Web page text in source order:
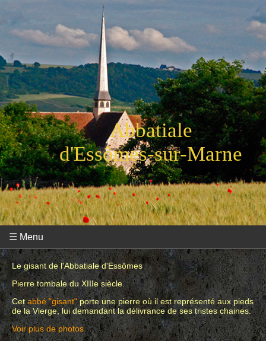
Abbatiale
d'Essômes-sur-Marne
☰ Menu
Le gisant de l'Abbatiale d'Essômes
Pierre tombale du XIIIe siècle.
Cetabbé "gisant"porte une pierre où il est représenté aux pieds
de la Vierge, lui demandant la délivrance de ses tristes chaines.
Voir plus de photos